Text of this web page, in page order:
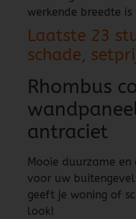
werkende breedte is
Laatste 23
schade,
Rhombus
antraciet
Mooie duurzame
voor uw
geeft je woning of
look!